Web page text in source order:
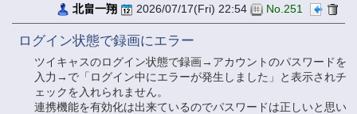
北畠一翔
2026/07/17(Fri) 22:54 No.251
ログイン状態で録画にエラー
ツイキャスのログイン状態で録画→アカウントのパスワードを
入力→で「ログイン中にエラーが発生しました」と表示されチ
ェックを入れられません。
連携機能を有効化は出来ているのでパスワードは正しいと思い